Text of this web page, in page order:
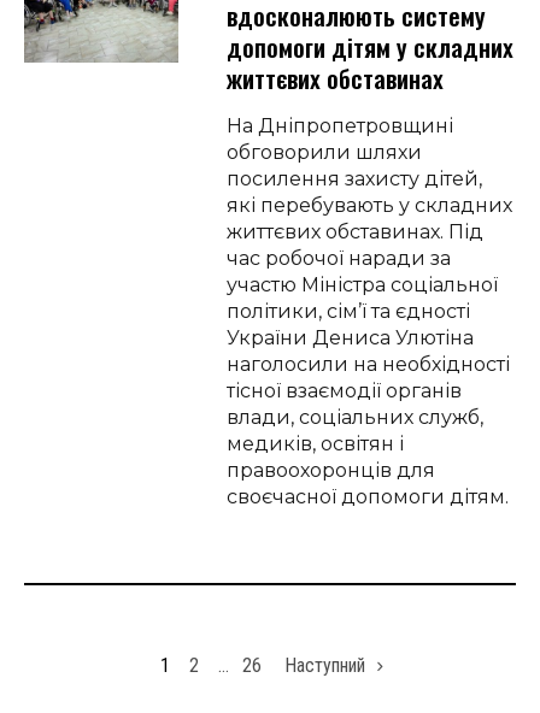
вдосконалюють систему
допомоги дітям у складних
життєвих обставинах
На Дніпропетровщині
обговорили шляхи
посилення захисту дітей,
які перебувають у складних
життєвих обставинах. Під
час робочої наради за
участю Міністра соціальної
політики, сім’ї та єдності
України Дениса Улютіна
наголосили на необхідності
тісної взаємодії органів
влади, соціальних служб,
медиків, освітян і
правоохоронців для
своєчасної допомоги дітям.
1 2 … 26 Наступний